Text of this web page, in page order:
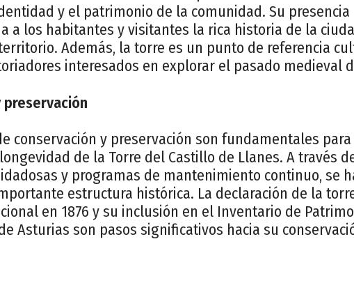
y el patrimonio de la comunidad. Su presencia
a los habitantes y visitantes la rica historia de la
Además, la torre es un punto de referencia
interesados en explorar el pasado medieval
preservación
conservación y preservación son fundamentales
de la Torre del Castillo de Llanes. A través
y programas de mantenimiento continuo, se
estructura histórica. La declaración de la
en 1876 y su inclusión en el Inventario de
Asturias son pasos significativos hacia su